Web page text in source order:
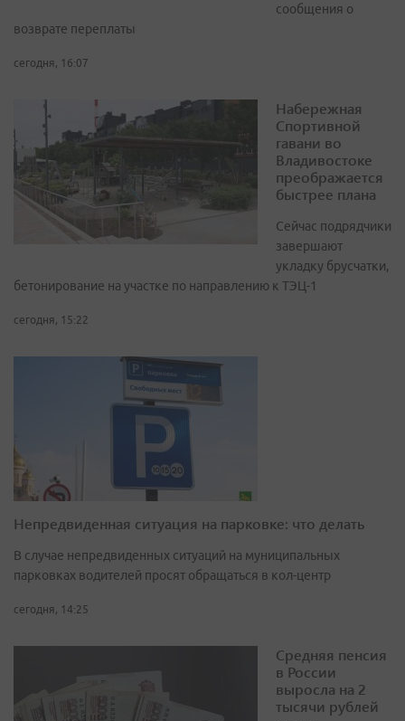
сообщения о
возврате переплаты
сегодня, 16:07
Набережная
Спортивной
гавани во
Владивостоке
преображается
быстрее плана
Сейчас подрядчики
завершают
укладку брусчатки,
бетонирование на участке по направлению к ТЭЦ-1
сегодня, 15:22
Непредвиденная ситуация на парковке: что делать
В случае непредвиденных ситуаций на муниципальных
парковках водителей просят обращаться в кол-центр
сегодня, 14:25
Средняя пенсия
в России
выросла на 2
тысячи рублей